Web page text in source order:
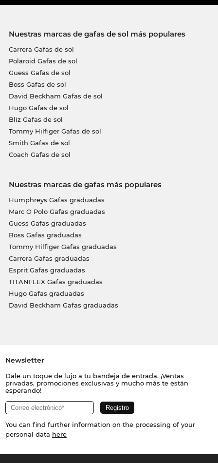
Nuestras marcas de gafas de sol más populares
Carrera Gafas de sol
Polaroid Gafas de sol
Guess Gafas de sol
Boss Gafas de sol
David Beckham Gafas de sol
Hugo Gafas de sol
Bliz Gafas de sol
Tommy Hilfiger Gafas de sol
Smith Gafas de sol
Coach Gafas de sol
Nuestras marcas de gafas más populares
Humphreys Gafas graduadas
Marc O Polo Gafas graduadas
Guess Gafas graduadas
Boss Gafas graduadas
Tommy Hilfiger Gafas graduadas
Carrera Gafas graduadas
Esprit Gafas graduadas
TITANFLEX Gafas graduadas
Hugo Gafas graduadas
David Beckham Gafas graduadas
Newsletter
Dale un toque de lujo a tu bandeja de entrada. ¡Ventas
privadas, promociones exclusivas y mucho más te están
esperando!
You can find further information on the processing of your
personal data here